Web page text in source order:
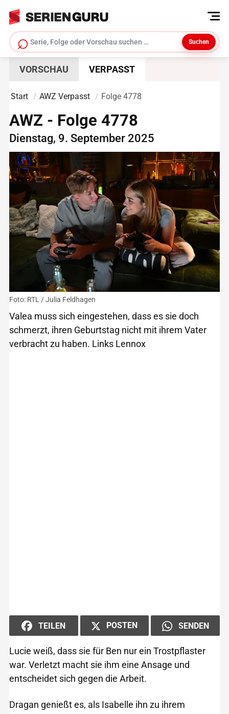
⌕
Serie suchen
Suchen
VORSCHAU VERPASST
Start AWZ Verpasst Folge 4778
AWZ - Folge 4778
Dienstag, 9. September 2025
Foto: RTL / Julia Feldhagen
Valea muss sich eingestehen, dass es sie doch
schmerzt, ihren Geburtstag nicht mit ihrem Vater
verbracht zu haben. Links Lennox
TEILEN POSTEN SENDEN
Lucie weiß, dass sie für Ben nur ein Trostpflaster
war. Verletzt macht sie ihm eine Ansage und
entscheidet sich gegen die Arbeit.
Dragan genießt es, als Isabelle ihn zu ihrem